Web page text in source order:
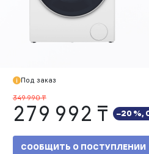
Под заказ
279 992 ₸ −20 %,
349 990 ₸
СООБЩИТЬ О ПОСТУПЛЕНИИ